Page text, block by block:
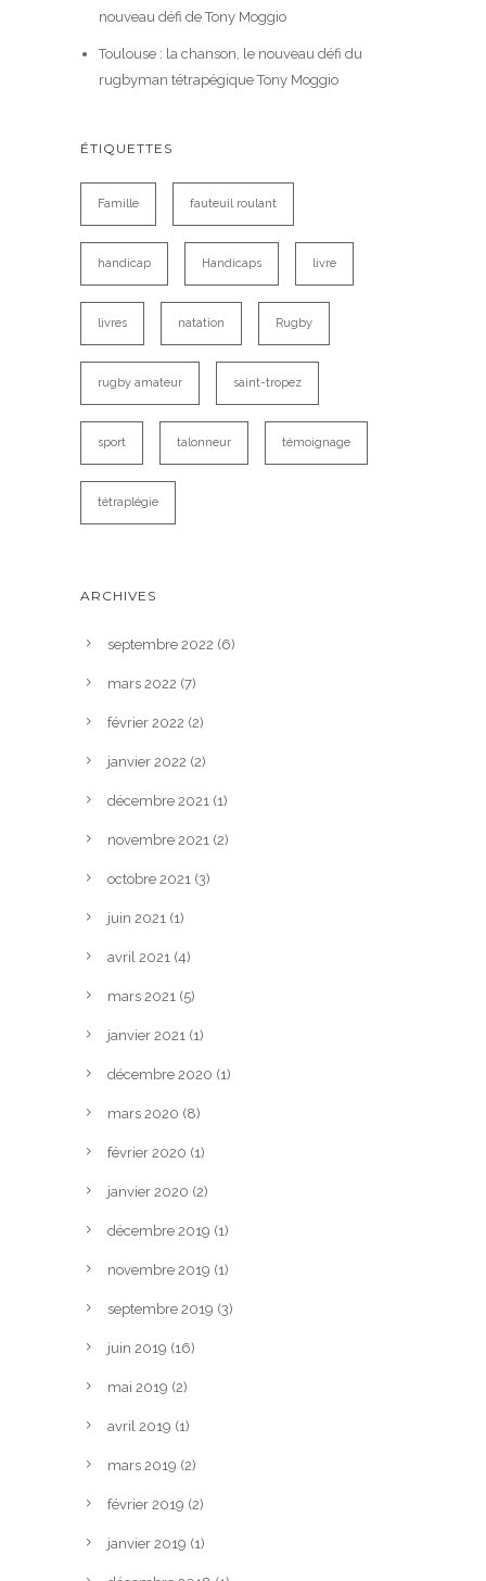
nouveau défi de Tony Moggio
Toulouse : la chanson, le nouveau défi du
rugbyman tétrapégique Tony Moggio
ÉTIQUETTES
Famille fauteuil roulant
handicap Handicaps livre
livres natation Rugby
rugby amateur saint-tropez
sport talonneur témoignage
tétraplégie
ARCHIVES
septembre 2022 (6)
mars 2022 (7)
février 2022 (2)
janvier 2022 (2)
décembre 2021 (1)
novembre 2021 (2)
octobre 2021 (3)
juin 2021 (1)
avril 2021 (4)
mars 2021 (5)
janvier 2021 (1)
décembre 2020 (1)
mars 2020 (8)
février 2020 (1)
janvier 2020 (2)
décembre 2019 (1)
novembre 2019 (1)
septembre 2019 (3)
juin 2019 (16)
mai 2019 (2)
avril 2019 (1)
mars 2019 (2)
février 2019 (2)
janvier 2019 (1)